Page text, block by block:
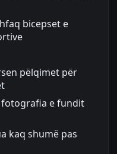
bicepset e
pëlqimet për
e fundit
kaq shumë pas